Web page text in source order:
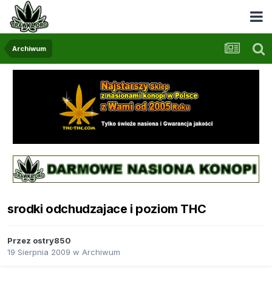
Archiwum
srodki odchudzajace i poziom THC
Przez ostry850
19 Sierpnia 2009 w Archiwum